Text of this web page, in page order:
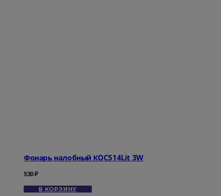
Фонарь налобный КOC514Lit 3W
530₽
В КОРЗИНУ